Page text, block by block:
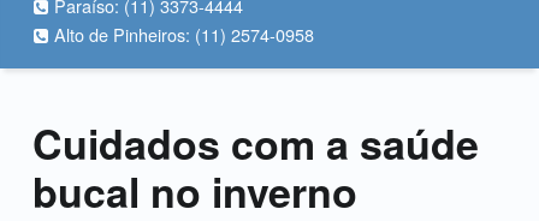
Paraíso: (11) 3373-4444
Alto de Pinheiros: (11) 2574-0958
Cuidados com a saúde
bucal no inverno